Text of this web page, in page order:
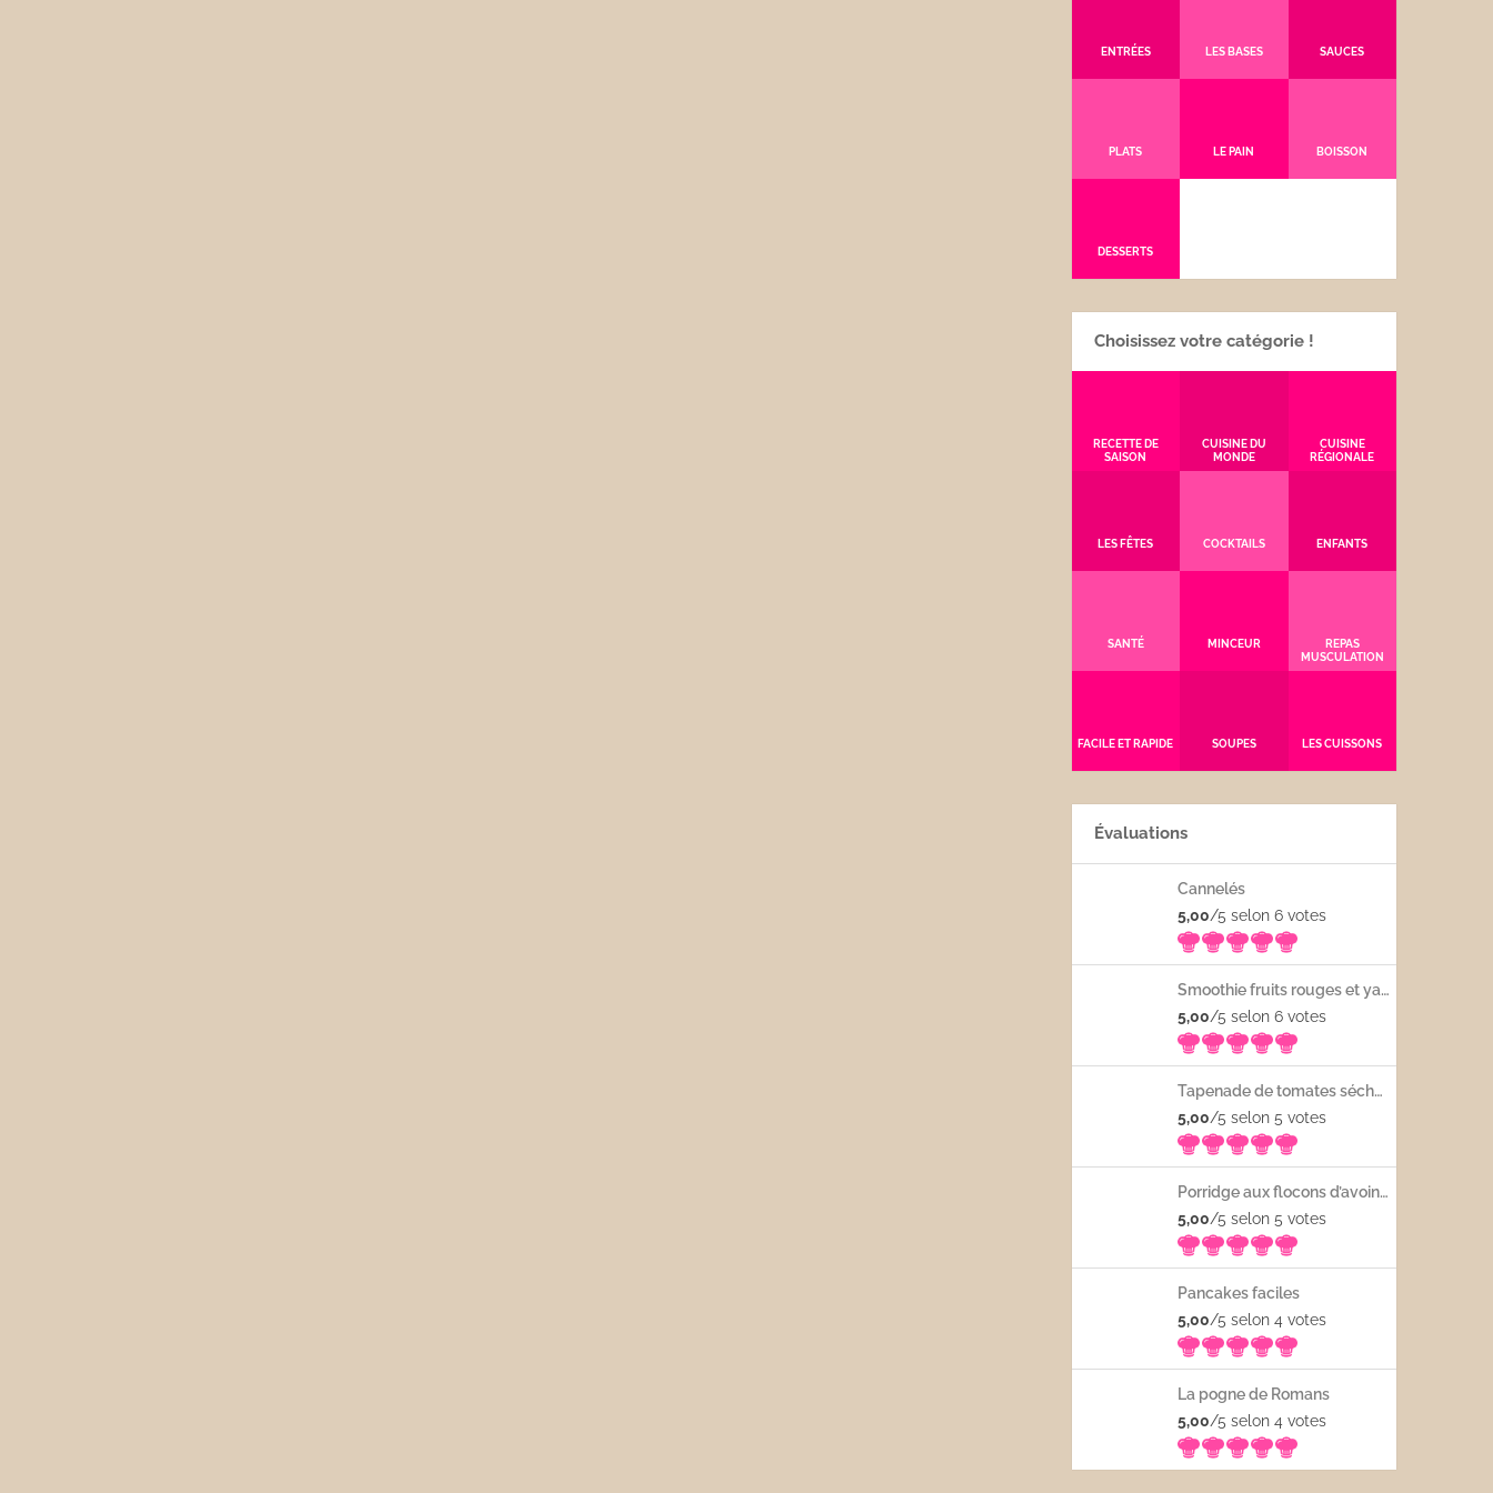
ENTRÉES LES BASES SAUCES
PLATS LE PAIN BOISSON
DESSERTS
Choisissez votre catégorie !
RECETTE DE
SAISON
CUISINE DU
MONDE
CUISINE
RÉGIONALE
LES FÊTES COCKTAILS ENFANTS
SANTÉ MINCEUR
REPAS
MUSCULATION
FACILE ET RAPIDE SOUPES LES CUISSONS
Évaluations
Cannelés
5,00/5 selon 6 votes
Smoothie fruits rouges et yaourt
5,00/5 selon 6 votes
Tapenade de tomates séchées
5,00/5 selon 5 votes
Porridge aux flocons d’avoine avec les fruits frais
5,00/5 selon 5 votes
Pancakes faciles
5,00/5 selon 4 votes
La pogne de Romans
5,00/5 selon 4 votes